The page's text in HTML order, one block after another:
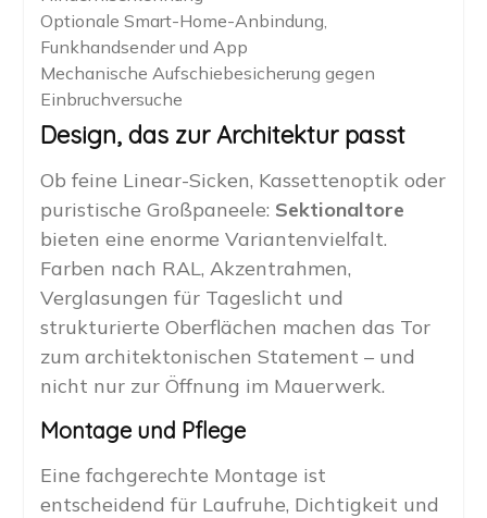
Optionale Smart-Home-Anbindung,
Funkhandsender und App
Mechanische Aufschiebesicherung gegen
Einbruchversuche
Design, das zur Architektur passt
Ob feine Linear-Sicken, Kassettenoptik oder
puristische Großpaneele: Sektionaltore
bieten eine enorme Variantenvielfalt.
Farben nach RAL, Akzentrahmen,
Verglasungen für Tageslicht und
strukturierte Oberflächen machen das Tor
zum architektonischen Statement – und
nicht nur zur Öffnung im Mauerwerk.
Montage und Pflege
Eine fachgerechte Montage ist
entscheidend für Laufruhe, Dichtigkeit und